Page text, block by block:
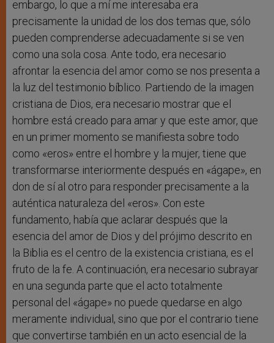
embargo, lo que a mí me interesaba era
precisamente la unidad de los dos temas que, sólo
pueden comprenderse adecuadamente si se ven
como una sola cosa. Ante todo, era necesario
afrontar la esencia del amor como se nos presenta a
la luz del testimonio bíblico. Partiendo de la imagen
cristiana de Dios, era necesario mostrar que el
hombre está creado para amar y que este amor, que
en un primer momento se manifiesta sobre todo
como «eros» entre el hombre y la mujer, tiene que
transformarse interiormente después en «ágape», en
don de sí al otro para responder precisamente a la
auténtica naturaleza del «eros». Con este
fundamento, había que aclarar después que la
esencia del amor de Dios y del prójimo descrito en
la Biblia es el centro de la existencia cristiana, es el
fruto de la fe. A continuación, era necesario subrayar
en una segunda parte que el acto totalmente
personal del «ágape» no puede quedarse en algo
meramente individual, sino que por el contrario tiene
que convertirse también en un acto esencial de la